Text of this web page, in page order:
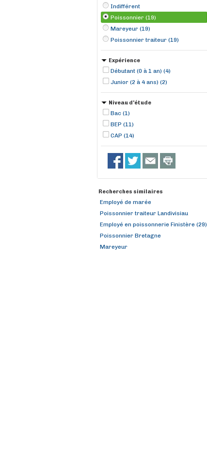
Indifférent
Poissonnier (19)
Mareyeur (19)
Poissonnier traiteur (19)
Expérience
Débutant (0 à 1 an) (4)
Junior (2 à 4 ans) (2)
Niveau d'étude
Bac (1)
BEP (11)
CAP (14)
Recherches similaires
Employé de marée
Poissonnier traiteur Landivisiau
Employé en poissonnerie Finistère (29)
Poissonnier Bretagne
Mareyeur